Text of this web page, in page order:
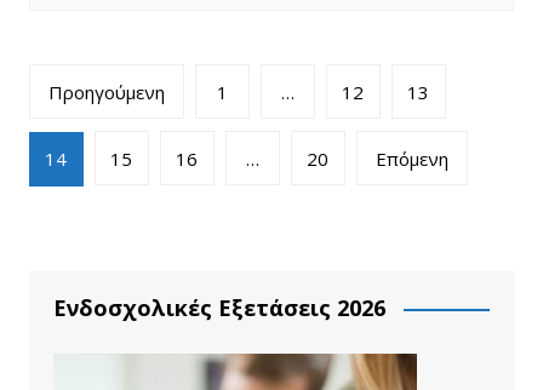
Πλοήγηση
άρθρων
Προηγούμενη 1 … 12 13
14 15 16 … 20 Επόμενη
Ενδοσχολικές Εξετάσεις 2026